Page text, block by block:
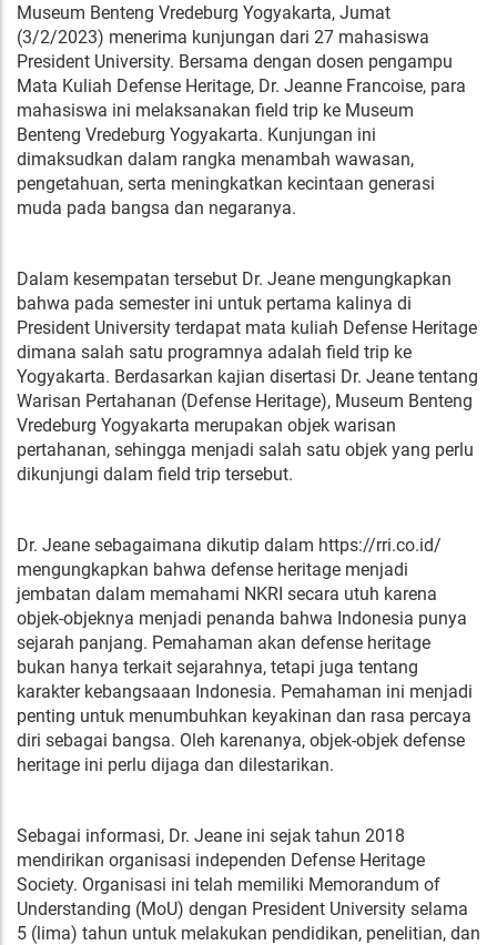
Museum Benteng Vredeburg Yogyakarta, Jumat
(3/2/2023) menerima kunjungan dari 27 mahasiswa
President University. Bersama dengan dosen pengampu
Mata Kuliah Defense Heritage, Dr. Jeanne Francoise, para
mahasiswa ini melaksanakan field trip ke Museum
Benteng Vredeburg Yogyakarta. Kunjungan ini
dimaksudkan dalam rangka menambah wawasan,
pengetahuan, serta meningkatkan kecintaan generasi
muda pada bangsa dan negaranya.
Dalam kesempatan tersebut Dr. Jeane mengungkapkan
bahwa pada semester ini untuk pertama kalinya di
President University terdapat mata kuliah Defense Heritage
dimana salah satu programnya adalah field trip ke
Yogyakarta. Berdasarkan kajian disertasi Dr. Jeane tentang
Warisan Pertahanan (Defense Heritage), Museum Benteng
Vredeburg Yogyakarta merupakan objek warisan
pertahanan, sehingga menjadi salah satu objek yang perlu
dikunjungi dalam field trip tersebut.
Dr. Jeane sebagaimana dikutip dalam https://rri.co.id/
mengungkapkan bahwa defense heritage menjadi
jembatan dalam memahami NKRI secara utuh karena
objek-objeknya menjadi penanda bahwa Indonesia punya
sejarah panjang. Pemahaman akan defense heritage
bukan hanya terkait sejarahnya, tetapi juga tentang
karakter kebangsaaan Indonesia. Pemahaman ini menjadi
penting untuk menumbuhkan keyakinan dan rasa percaya
diri sebagai bangsa. Oleh karenanya, objek-objek defense
heritage ini perlu dijaga dan dilestarikan.
Sebagai informasi, Dr. Jeane ini sejak tahun 2018
mendirikan organisasi independen Defense Heritage
Society. Organisasi ini telah memiliki Memorandum of
Understanding (MoU) dengan President University selama
5 (lima) tahun untuk melakukan pendidikan, penelitian, dan